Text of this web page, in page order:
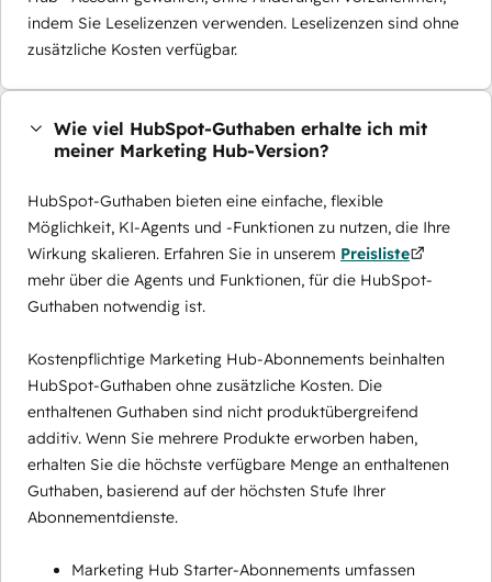
indem Sie Leselizenzen verwenden. Leselizenzen sind ohne
zusätzliche Kosten verfügbar.
Wie viel HubSpot-Guthaben erhalte ich mit
meiner Marketing Hub-Version?
HubSpot-Guthaben bieten eine einfache, flexible
Möglichkeit, KI-Agents und -Funktionen zu nutzen, die Ihre
Wirkung skalieren. Erfahren Sie in unserem Preisliste
mehr über die Agents und Funktionen, für die HubSpot-
Guthaben notwendig ist.
Kostenpflichtige Marketing Hub-Abonnements beinhalten
HubSpot-Guthaben ohne zusätzliche Kosten. Die
enthaltenen Guthaben sind nicht produktübergreifend
additiv. Wenn Sie mehrere Produkte erworben haben,
erhalten Sie die höchste verfügbare Menge an enthaltenen
Guthaben, basierend auf der höchsten Stufe Ihrer
Abonnementdienste.
Marketing Hub Starter-Abonnements umfassen